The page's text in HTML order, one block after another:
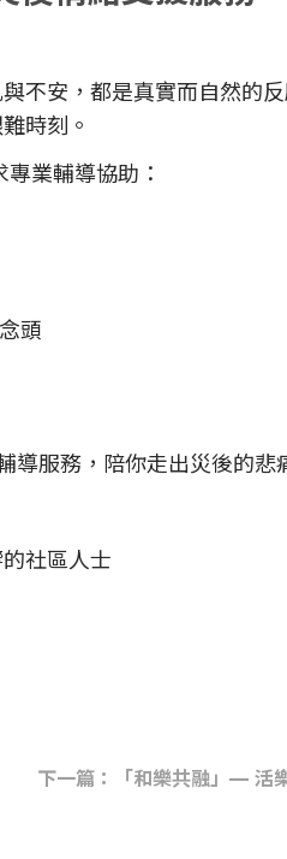
不安，都是真實而自然的
時刻。
專業輔導協助：
頭
導服務，陪你走出災後的悲
社區人士
下一篇：「和樂共融」— 活